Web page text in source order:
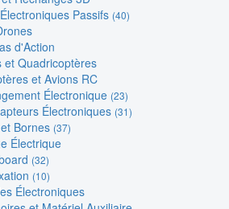
Passifs (40)
d'Action
et Quadricoptères
et Avions RC
Électronique (23)
Électroniques (31)
Bornes (37)
Électrique
(32)
(10)
Électroniques